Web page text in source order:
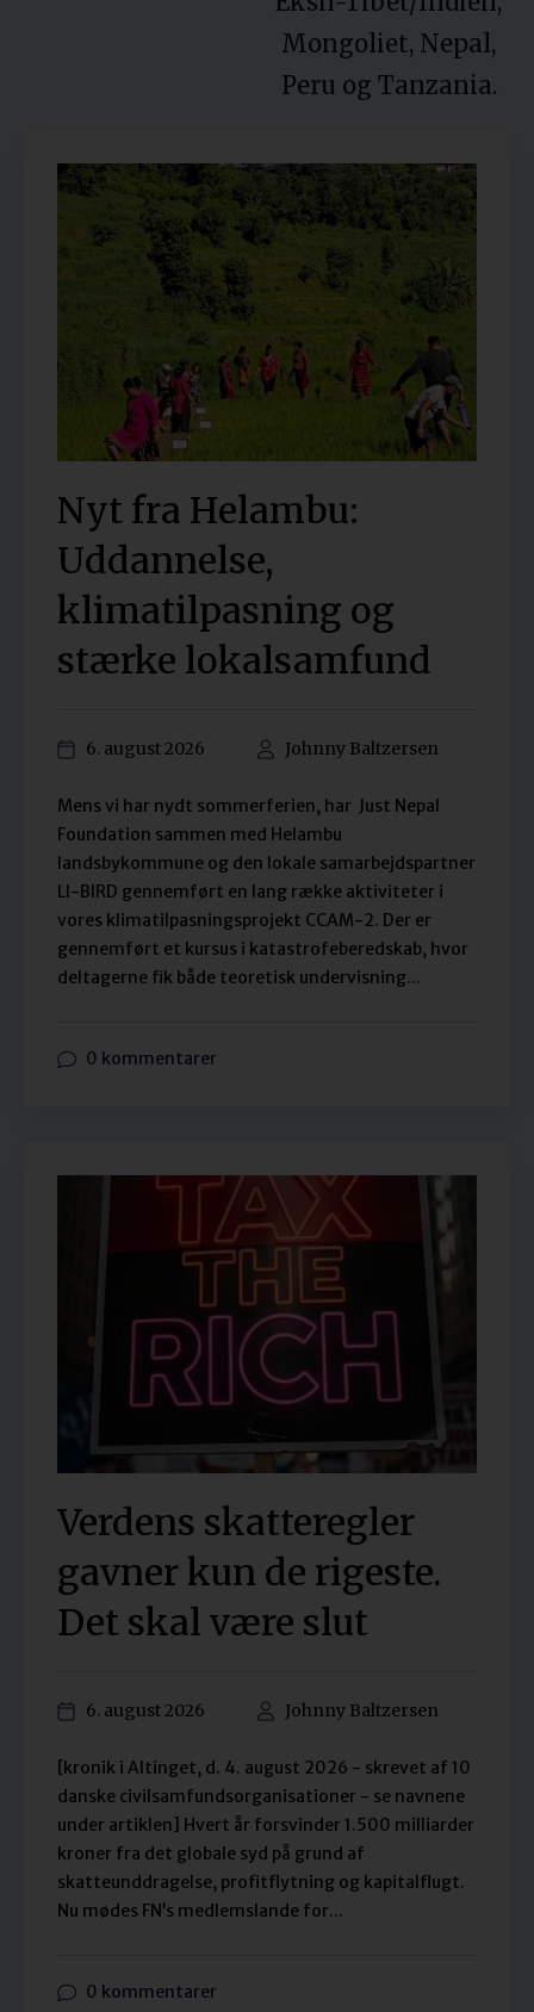
Mongoliet, Nepal,
Peru og Tanzania.
Nyt fra Helambu:
Uddannelse,
klimatilpasning og
stærke lokalsamfund
6. august 2026 Johnny Baltzersen
Mens vi har nydt sommerferien, har Just Nepal
Foundation sammen med Helambu
landsbykommune og den lokale samarbejdspartner
LI-BIRD gennemført en lang række aktiviteter i
vores klimatilpasningsprojekt CCAM-2. Der er
gennemført et kursus i katastrofeberedskab, hvor
deltagerne fik både teoretisk undervisning...
0 kommentarer
Verdens skatteregler
gavner kun de rigeste.
Det skal være slut
6. august 2026 Johnny Baltzersen
[kronik i Altinget, d. 4. august 2026 - skrevet af 10
danske civilsamfundsorganisationer - se navnene
under artiklen] Hvert år forsvinder 1.500 milliarder
kroner fra det globale syd på grund af
skatteunddragelse, profitflytning og kapitalflugt.
Nu mødes FN’s medlemslande for...
0 kommentarer